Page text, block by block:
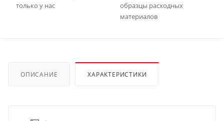
только у нас
образцы расходных
материалов
ОПИСАНИЕ ХАРАКТЕРИСТИКИ